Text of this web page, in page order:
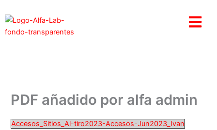
contenido
PDF añadido por alfa admin
Accesos_Sitios_Al-tiro2023-Accesos-Jun2023_Ivan